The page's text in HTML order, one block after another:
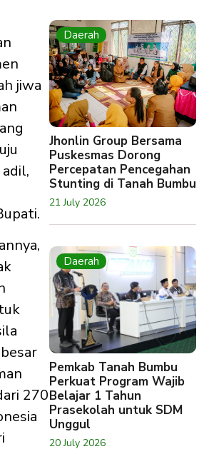
jiwa
270
Daerah
Jhonlin Group Bersama
Puskesmas Dorong
Percepatan Pencegahan
Stunting di Tanah Bumbu
21 July 2026
Daerah
Pemkab Tanah Bumbu
Perkuat Program Wajib
Belajar 1 Tahun
Prasekolah untuk SDM
Unggul
20 July 2026